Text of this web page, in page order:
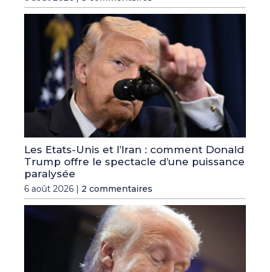
Les Etats-Unis et l’Iran : comment Donald
Trump offre le spectacle d’une puissance
paralysée
6 août 2026 | 2 commentaires